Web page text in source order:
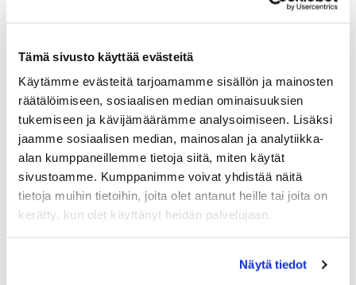
Tämä sivusto käyttää evästeitä
Käytämme evästeitä tarjoamamme sisällön ja mainosten
räätälöimiseen, sosiaalisen median ominaisuuksien
tukemiseen ja kävijämäärämme analysoimiseen. Lisäksi
jaamme sosiaalisen median, mainosalan ja analytiikka-
alan kumppaneillemme tietoja siitä, miten käytät
sivustoamme. Kumppanimme voivat yhdistää näitä
tietoja muihin tietoihin, joita olet antanut heille tai joita on
kerätty, kun olet käyttänyt heidän palvelujaan.
Näytä tiedot
kari.mattila@seagolf.fi
Yhtiöjärjestys 7.2.2025, Oy Sea Golf Ab